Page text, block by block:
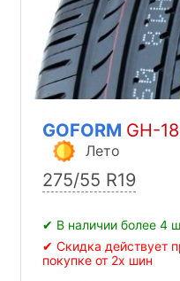
GOFORM GH-18
Лето
275/55 R19
✔ В наличии более 4
✔ Скидка действует
покупке от 2х шин